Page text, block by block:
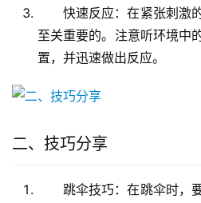
快速反应：在紧张刺激
至关重要的。注意听环境中
置，并迅速做出反应。
二、技巧分享
跳伞技巧：在跳伞时，